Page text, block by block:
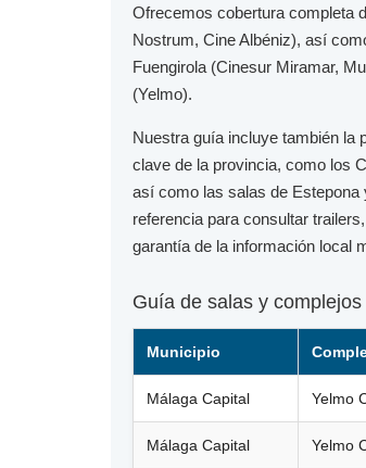
Ofrecemos cobertura completa
Nostrum, Cine Albéniz), así
Fuengirola (Cinesur Miramar,
(Yelmo).
Nuestra guía incluye también la
clave de la provincia, como los
así como las salas de Estepona
referencia para consultar
garantía de la información local
Guía de salas y
Municipio
Málaga Capital Yelmo
Málaga Capital Yelmo